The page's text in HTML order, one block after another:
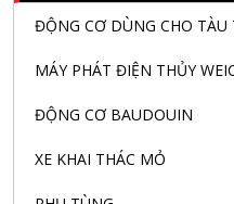
ĐỘNG CƠ DÙNG CHO TÀU
MÁY PHÁT ĐIỆN THỦY
ĐỘNG CƠ BAUDOUIN
XE KHAI THÁC MỎ